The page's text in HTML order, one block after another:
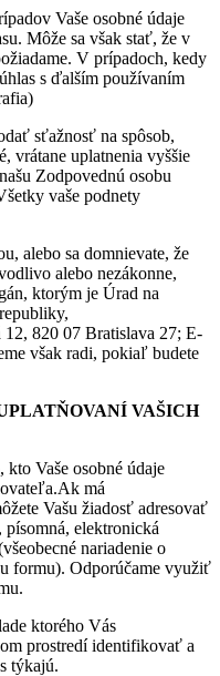
Vaše osobné údaje
Môže sa však stať, že v
V prípadoch, kedy
s ďalším používaním
sťažnosť na spôsob,
vrátane uplatnenia vyššie
Zodpovednú osobu
vaše podnety
alebo sa domnievate, že
alebo nezákonne,
ktorým je Úrad na
820 07 Bratislava 27; E-
však radi, pokiaľ budete
VAŠICH
Vaše osobné údaje
má
Vašu žiadosť adresovať
elektronická
nariadenie o
formu). Odporúčame využiť
ktorého Vás
prostredí identifikovať a
týkajú.